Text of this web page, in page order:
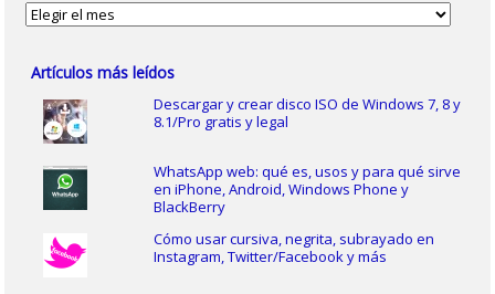
Archivos
Artículos más leídos
Descargar y crear disco ISO de Windows 7, 8 y
8.1/Pro gratis y legal
WhatsApp web: qué es, usos y para qué sirve
en iPhone, Android, Windows Phone y
BlackBerry
Cómo usar cursiva, negrita, subrayado en
Instagram, Twitter/Facebook y más